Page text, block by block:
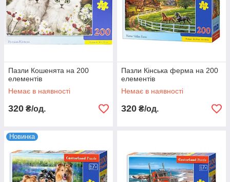
Пазли Кошенята на 200
елементів
Немає в наявності
320 ₴/од.
Пазли Кінська ферма на 200
елементів
Немає в наявності
320 ₴/од.
Новинка